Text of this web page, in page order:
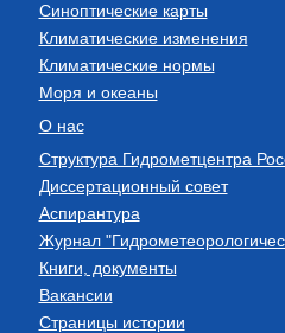
Синоптические карты
Климатические изменения
Климатические нормы
Моря и океаны
О нас
Структура Гидрометцентра
Диссертационный совет
Аспирантура
Журнал
Книги, документы
Вакансии
Страницы истории